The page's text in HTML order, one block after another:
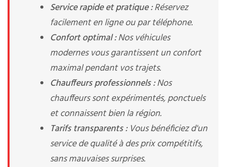
Service rapide et pratique :Réservez
facilement en ligne ou par téléphone.
Confort optimal :Nos véhicules
modernes vous garantissent un confort
maximal pendant vos trajets.
Chauffeurs professionnels :Nos
chauffeurs sont expérimentés, ponctuels
et connaissent bien la région.
Tarifs transparents :Vous bénéficiez d'un
service de qualité à des prix compétitifs,
sans mauvaises surprises.